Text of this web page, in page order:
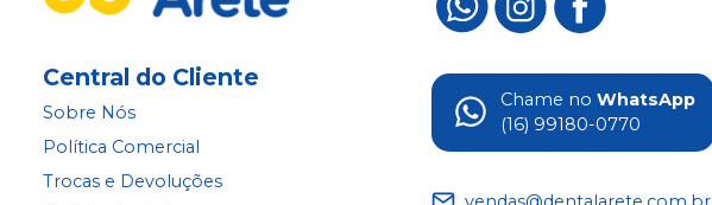
Central do Cliente
Sobre Nós
Política Comercial
Trocas e Devoluções
Chame no WhatsApp
(16) 99180-0770